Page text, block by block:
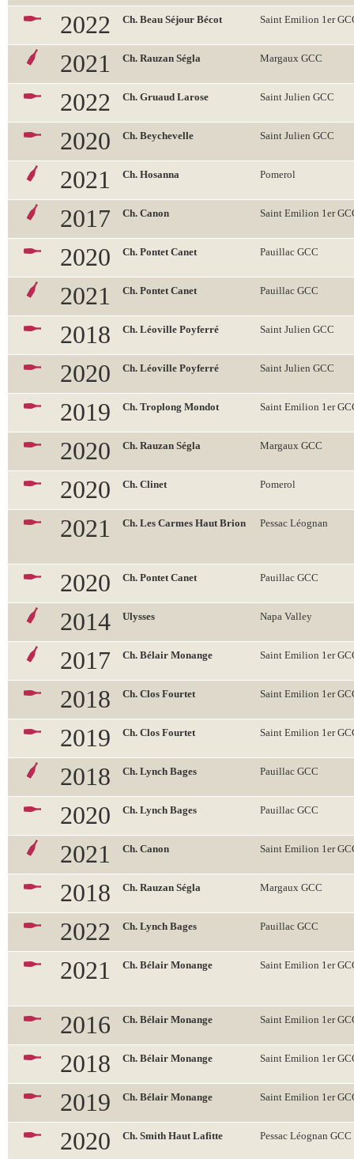
2022 Ch. Beau Séjour Bécot Saint Emilion 1er
2021 Ch. Rauzan Ségla Margaux GCC
2022 Ch. Gruaud Larose Saint Julien GCC
2020 Ch. Beychevelle Saint Julien GCC
2021 Ch. Hosanna Pomerol
2017 Ch. Canon Saint Emilion 1er
2020 Ch. Pontet Canet Pauillac GCC
2021 Ch. Pontet Canet Pauillac GCC
2018 Ch. Léoville Poyferré Saint Julien GCC
2020 Ch. Léoville Poyferré Saint Julien GCC
2019 Ch. Troplong Mondot Saint Emilion 1er
2020 Ch. Rauzan Ségla Margaux GCC
2020 Ch. Clinet Pomerol
2021 Ch. Les Carmes Haut Brion Pessac Léognan
2020 Ch. Pontet Canet Pauillac GCC
2014 Ulysses Napa Valley
2017 Ch. Bélair Monange Saint Emilion 1er
2018 Ch. Clos Fourtet Saint Emilion 1er
2019 Ch. Clos Fourtet Saint Emilion 1er
2018 Ch. Lynch Bages Pauillac GCC
2020 Ch. Lynch Bages Pauillac GCC
2021 Ch. Canon Saint Emilion 1er
2018 Ch. Rauzan Ségla Margaux GCC
2022 Ch. Lynch Bages Pauillac GCC
2021 Ch. Bélair Monange Saint Emilion 1er
2016 Ch. Bélair Monange Saint Emilion 1er
2018 Ch. Bélair Monange Saint Emilion 1er
2019 Ch. Bélair Monange Saint Emilion 1er
2020 Ch. Smith Haut Lafitte Pessac Léognan GCC